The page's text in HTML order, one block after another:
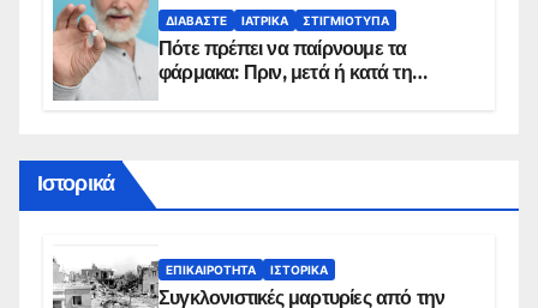
ΔΙΑΒΆΣΤΕ ΙΑΤΡΙΚΆ ΣΤΙΓΜΙΌΤΥΠΑ
Πότε πρέπει να παίρνουμε τα
φάρμακα: Πριν, μετά ή κατά τη
Ιστορικά
ΕΠΙΚΑΙΡΌΤΗΤΑ ΙΣΤΟΡΙΚΆ
Συγκλονιστικές μαρτυρίες από την